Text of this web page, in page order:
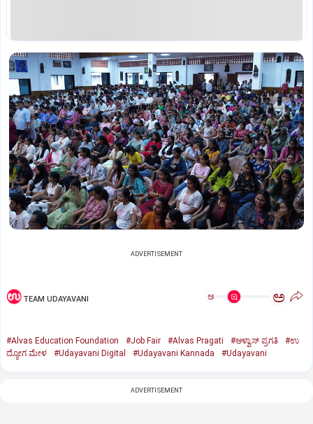
ADVERTISEMENT
TEAM UDAYAVANI ಅ ಅ
#Alvas Education Foundation #Job Fair #Alvas Pragati #ಆಳ್ವಾಸ್‌ ಪ್ರಗತಿ
#ಉ
ದ್ಯೋಗ ಮೇಳ
#Udayavani Digital #Udayavani Kannada #Udayavani
ADVERTISEMENT